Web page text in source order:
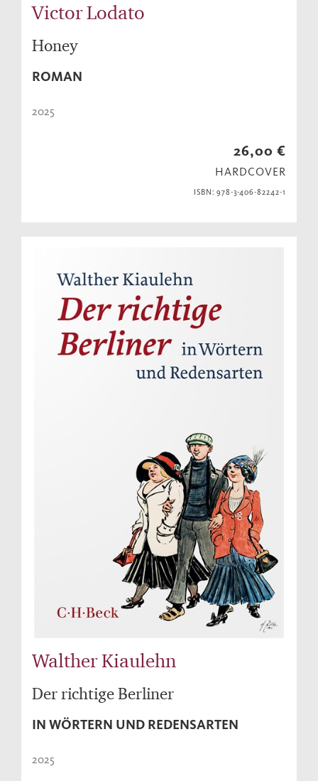
Victor Lodato
Honey
ROMAN
2025
26,00 €
HARDCOVER
ISBN: 978-3-406-82242-1
Walther Kiaulehn
Der richtige Berliner
IN WÖRTERN UND REDENSARTEN
2025